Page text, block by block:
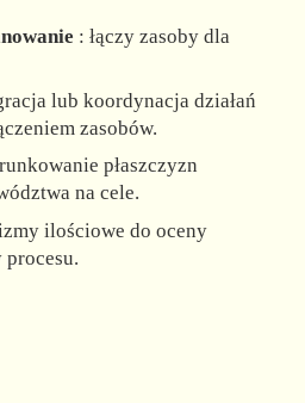
: łączy zasoby dla
lub koordynacja działań
zasobów.
płaszczyzn
na cele.
ilościowe do oceny